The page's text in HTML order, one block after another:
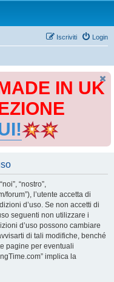
Login
Iscriviti
IN UK
“nostro”,
forum”), l’utente accetta di
d’uso. Se non accetti di
seguenti non utilizzare i
d’uso possono cambiare
di tali modifiche, benché
pagine per eventuali
implica la